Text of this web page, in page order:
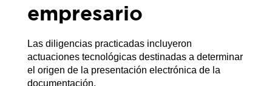
empresario
Las diligencias practicadas incluyeron
actuaciones tecnológicas destinadas a determinar
el origen de la presentación electrónica de la
documentación.